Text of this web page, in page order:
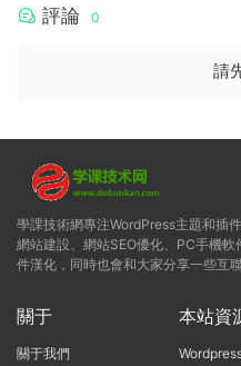
評論 0
請
學課技術網專注WordPress主題和插
網站建設、網站SEO優化、PC手機
件漢化，同時也會和大家分享一些互
關于
關于我們
本站資